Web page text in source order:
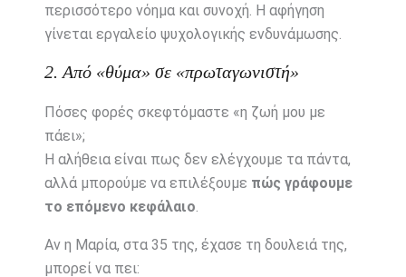
περισσότερο νόημα και συνοχή. Η αφήγηση
γίνεται εργαλείο ψυχολογικής ενδυνάμωσης.
2. Από «θύμα» σε «πρωταγωνιστή»
Πόσες φορές σκεφτόμαστε «η ζωή μου με
πάει»;
Η αλήθεια είναι πως δεν ελέγχουμε τα πάντα,
αλλά μπορούμε να επιλέξουμε πώς γράφουμε
το επόμενο κεφάλαιο
Αν η Μαρία, στα 35 της, έχασε τη δουλειά της,
μπορεί να πει: